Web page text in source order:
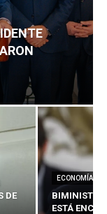
DE
ECONOMÍA
BIMINISTRO
ESTÁ